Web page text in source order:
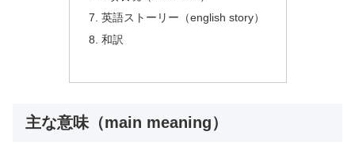
英語ストーリー（english story）
和訳
主な意味（main meaning）